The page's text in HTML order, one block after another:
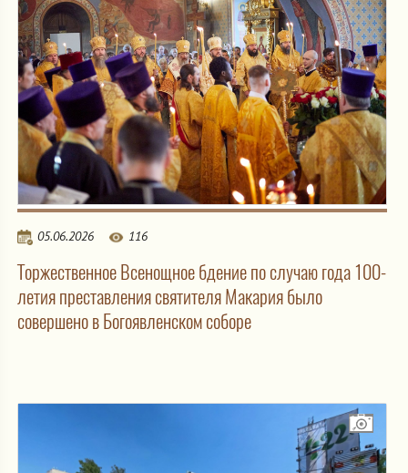
05.06.2026 116
Торжественное Всенощное бдение по случаю года 100-
летия преставления святителя Макария было
совершено в Богоявленском соборе